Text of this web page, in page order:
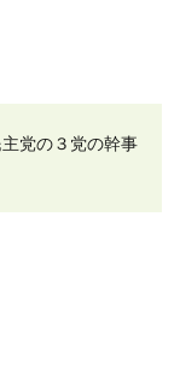
党の３党の幹事